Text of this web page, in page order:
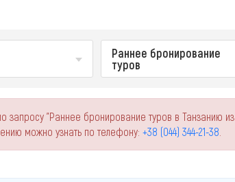
Раннее бронирование
туров
запросу "Раннее бронирование туров в Танзанию из
можно узнать по телефону: +38 (044) 344-21-38